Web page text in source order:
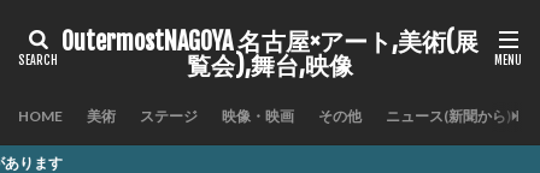
OutermostNAGOYA 名古屋×アート,美術(展
覧会),舞台,映像
HOME 美術 ステージ 映像・映画 その他 ニュース(新聞から)